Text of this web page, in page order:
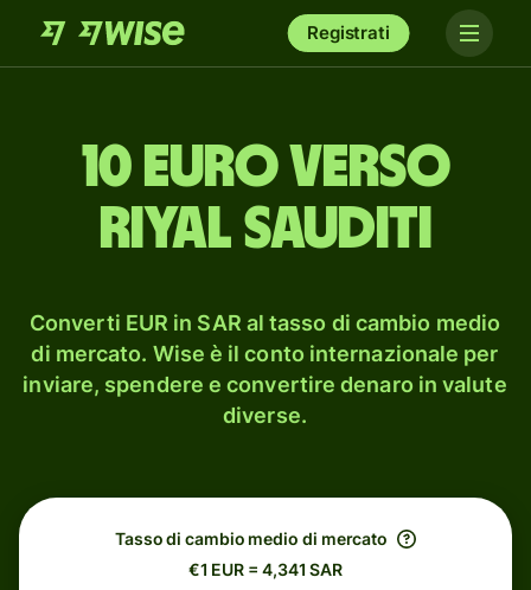
Registrati
10 euro verso
riyal sauditi
Converti EUR in SAR al tasso di cambio medio
di mercato. Wise è il conto internazionale per
inviare, spendere e convertire denaro in valute
diverse.
Tasso di cambio medio di mercato
€1 EUR = 4,341 SAR